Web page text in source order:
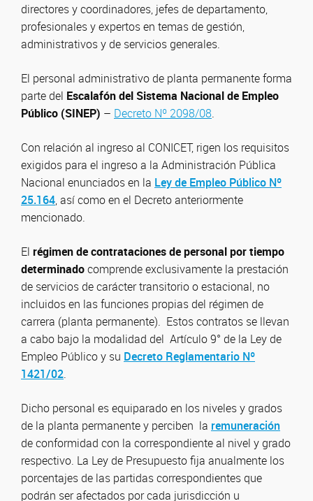
directores y coordinadores, jefes de departamento,
profesionales y expertos en temas de gestión,
administrativos y de servicios generales.
El personal administrativo de planta permanente forma
parte del Escalafón del Sistema Nacional de Empleo
Público (SINEP) – Decreto Nº 2098/08.
Con relación al ingreso al CONICET, rigen los requisitos
exigidos para el ingreso a la Administración Pública
Nacional enunciados en la Ley de Empleo Público Nº
25.164, así como en el Decreto anteriormente
mencionado.
El régimen de contrataciones de personal por tiempo
determinadocomprende exclusivamente la prestación
de servicios de carácter transitorio o estacional, no
incluidos en las funciones propias del régimen de
carrera (planta permanente). Estos contratos se llevan
a cabo bajo la modalidad del Artículo 9° de la Ley de
Empleo Público y su Decreto Reglamentario Nº
1421/02.
Dicho personal es equiparado en los niveles y grados
de la planta permanente y perciben la remuneración
de conformidad con la correspondiente al nivel y grado
respectivo. La Ley de Presupuesto fija anualmente los
porcentajes de las partidas correspondientes que
podrán ser afectados por cada jurisdicción u